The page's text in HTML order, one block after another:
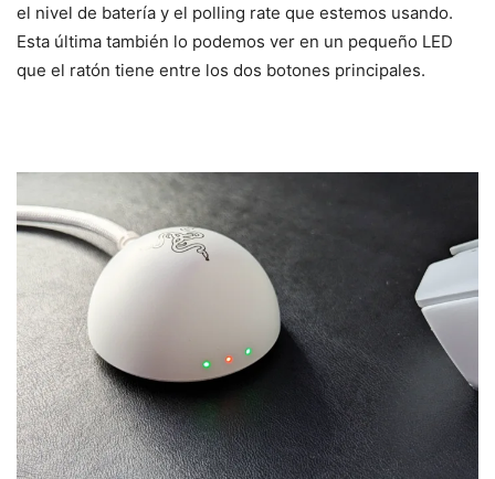
el nivel de batería y el polling rate que estemos usando.
Esta última también lo podemos ver en un pequeño LED
que el ratón tiene entre los dos botones principales.